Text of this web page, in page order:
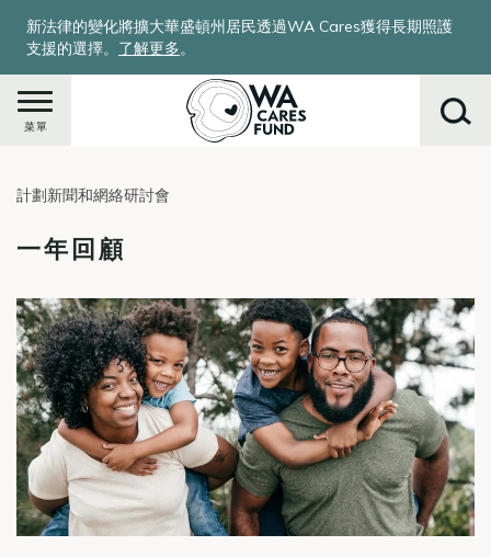
新法律的變化將擴大華盛頓州居民透過WA Cares獲得長期照護
支援的選擇。 了解更多。
菜單
計劃新聞和網絡研討會
一年回顧